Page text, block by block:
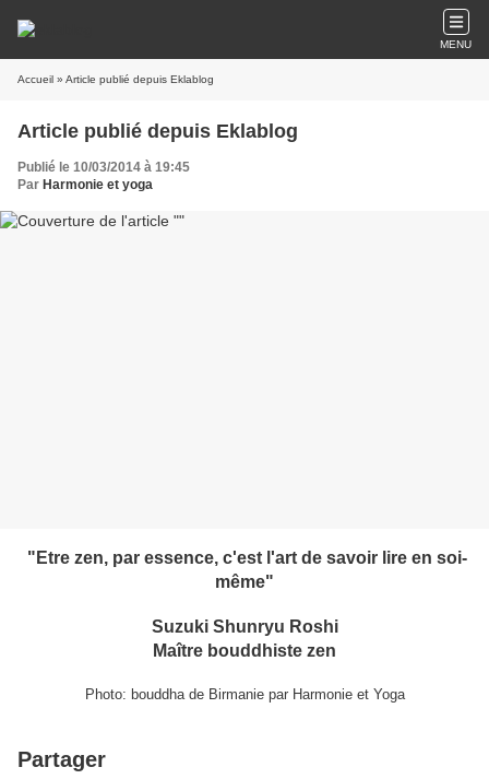
MENU
Accueil » Article publié depuis Eklablog
Article publié depuis Eklablog
Publié le 10/03/2014 à 19:45
Par Harmonie et yoga
"Etre zen, par essence, c'est l'art de savoir lire en soi-
même"
Suzuki Shunryu Roshi
Maître bouddhiste zen
Photo: bouddha de Birmanie par Harmonie et Yoga
Partager